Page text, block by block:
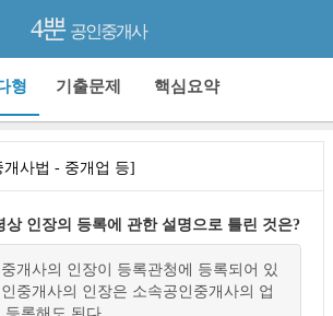
4뿐 공인중개사
형 기출문제 핵심요약
개사법 - 중개업 등]
상 인장의 등록에 관한 설명으로 틀린 것은?
개사의 인장이 등록관청에 등록되어 있
중개사의 인장은 소속공인중개사의 업
록해도 된다.